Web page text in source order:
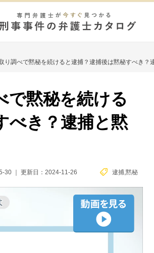
り調べで黙秘を続けると逮捕？逮捕後は黙秘すべき？
で黙秘を続ける
べき？逮捕と黙
30｜ 更新日：2024-11-26 逮捕 ,黙秘